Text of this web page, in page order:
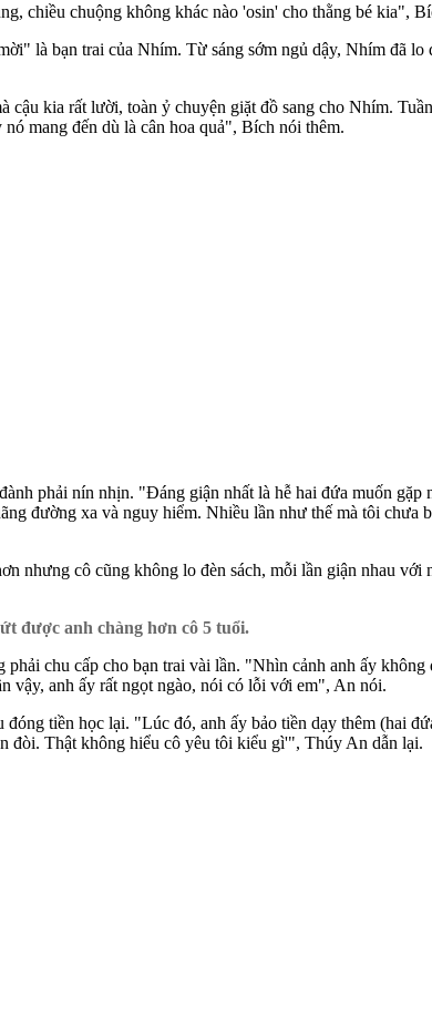
chiều chuộng không khác nào 'osin' cho thằng bé kia",
là bạn trai của Nhím. Từ sáng sớm ngủ dậy, Nhím đã lo
kia rất lười, toàn ỷ chuyện giặt đồ sang cho Nhím.
mang đến dù là cân hoa quả", Bích nói thêm.
phải nín nhịn. "Đáng giận nhất là hễ hai đứa muốn
đường xa và nguy hiểm. Nhiều lần như thế mà tôi chưa
nhưng cô cũng không lo đèn sách, mỗi lần giận nhau với
được anh chàng hơn cô 5 tuổi.
chu cấp cho bạn trai vài lần. "Nhìn cảnh anh ấy
vậy, anh ấy rất ngọt ngào, nói có lỗi với em", An nói.
tiền học lại. "Lúc đó, anh ấy bảo tiền dạy thêm (hai
đòi. Thật không hiểu cô yêu tôi kiểu gì'", Thúy An dẫn lại.